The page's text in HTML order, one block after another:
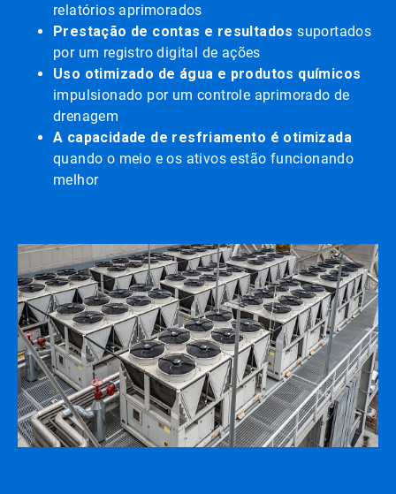
relatórios aprimorados
Prestação de contas e resultados suportados
por um registro digital de ações
Uso otimizado de água e produtos químicos
impulsionado por um controle aprimorado de
drenagem
A capacidade de resfriamento é otimizada
quando o meio e os ativos estão funcionando
melhor